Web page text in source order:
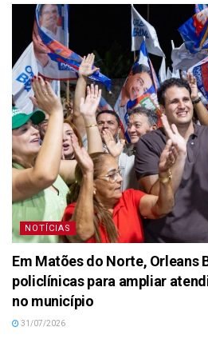
NOTÍCIAS
Em Matões do Norte, Orleans
policlínicas para ampliar
no município
31/07/2026